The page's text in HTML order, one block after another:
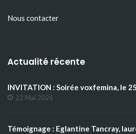
Nous contacter
Actualité récente
INVITATION : Soirée voxfemina, le
22 Mai 2026
Témoignage : Eglantine Tancray,